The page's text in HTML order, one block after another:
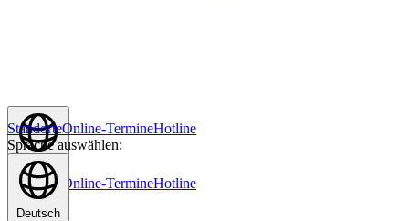
Deutsch
Standorte Online-TermineHotline
StandorteOnline-TermineHotline
Sprache auswählen:
Deutsch